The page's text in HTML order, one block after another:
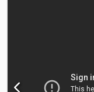
sul tetto - Autoradio/